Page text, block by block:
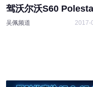
驾沃尔沃S60
吴佩频道 2017-